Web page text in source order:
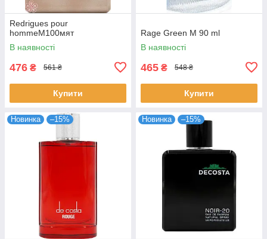
Redrigues pour
hommeM100мят
В наявності
476 ₴ 561 ₴
Купити
Rage Green M 90 ml
В наявності
465 ₴ 548 ₴
Купити
Новинка –15% Новинка –15%